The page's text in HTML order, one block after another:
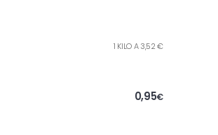
1 KILO A 3,52 €
0,95€